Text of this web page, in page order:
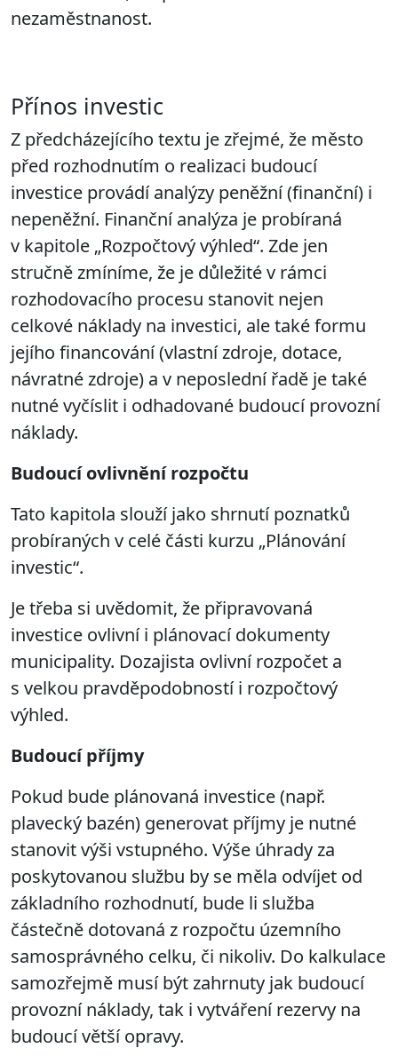
nezaměstnanost.
Přínos investic
Z předcházejícího textu je zřejmé, že město
před rozhodnutím o realizaci budoucí
investice provádí analýzy peněžní (finanční) i
nepeněžní. Finanční analýza je probíraná
v kapitole „Rozpočtový výhled“. Zde jen
stručně zmíníme, že je důležité v rámci
rozhodovacího procesu stanovit nejen
celkové náklady na investici, ale také formu
jejího financování (vlastní zdroje, dotace,
návratné zdroje) a v neposlední řadě je také
nutné vyčíslit i odhadované budoucí provozní
náklady.
Budoucí ovlivnění rozpočtu
Tato kapitola slouží jako shrnutí poznatků
probíraných v celé části kurzu „Plánování
investic“.
Je třeba si uvědomit, že připravovaná
investice ovlivní i plánovací dokumenty
municipality. Dozajista ovlivní rozpočet a
s velkou pravděpodobností i rozpočtový
výhled.
Budoucí příjmy
Pokud bude plánovaná investice (např.
plavecký bazén) generovat příjmy je nutné
stanovit výši vstupného. Výše úhrady za
poskytovanou službu by se měla odvíjet od
základního rozhodnutí, bude li služba
částečně dotovaná z rozpočtu územního
samosprávného celku, či nikoliv. Do kalkulace
samozřejmě musí být zahrnuty jak budoucí
provozní náklady, tak i vytváření rezervy na
budoucí větší opravy.